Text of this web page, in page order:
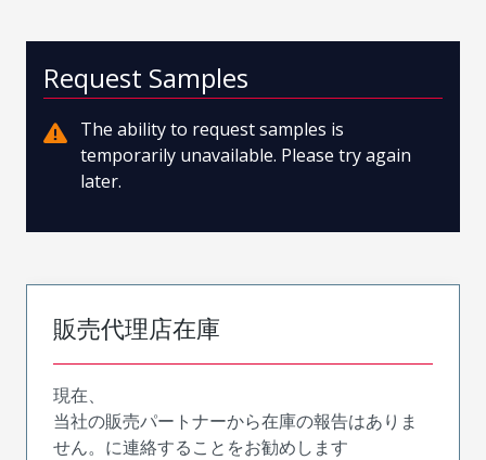
Request Samples
The ability to request samples is
temporarily unavailable. Please try again
later.
販売代理店在庫
現在、
当社の販売パートナーから在庫の報告はありま
せん。に連絡することをお勧めします